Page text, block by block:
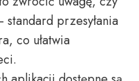
standard przesyłania
co ułatwia